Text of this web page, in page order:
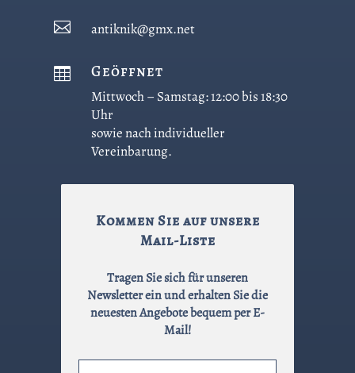
 antiknik@gmx.net
 Geöffnet
Mittwoch – Samstag: 12:00 bis 18:30
Uhr
sowie nach individueller
Vereinbarung.
Kommen Sie auf unsere
Mail-Liste
Tragen Sie sich für unseren
Newsletter ein und erhalten Sie die
neuesten Angebote bequem per E-
Mail!